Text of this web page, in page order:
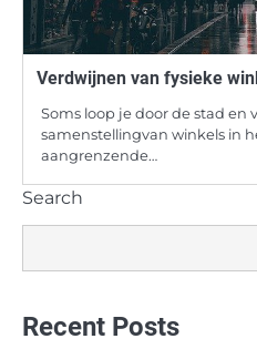
Verdwijnen van fysieke
Soms loop je door de stad en
samenstellingvan winkels in
aangrenzende…
Search
Recent Posts